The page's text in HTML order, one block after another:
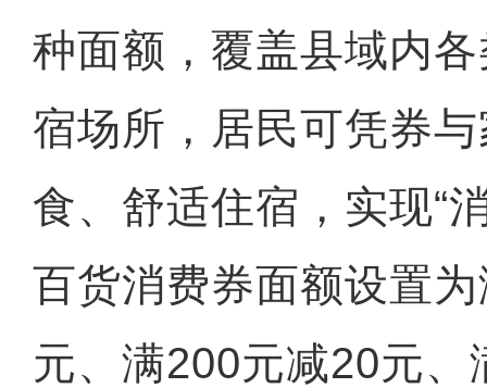
种面额，覆盖县域内
宿场所，居民可凭券
食、舒适住宿，实现“
百货消费券面额设置
元、满200元减20元、